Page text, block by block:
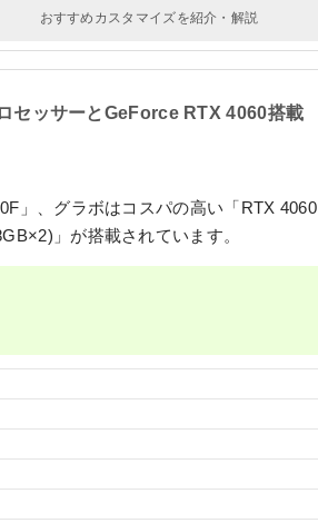
おすすめカスタマイズを紹介・解説
ッサーとGeForce RTX 4060搭載
」 、グラボはコスパの高い 「RTX 4060
」 が搭載されています。